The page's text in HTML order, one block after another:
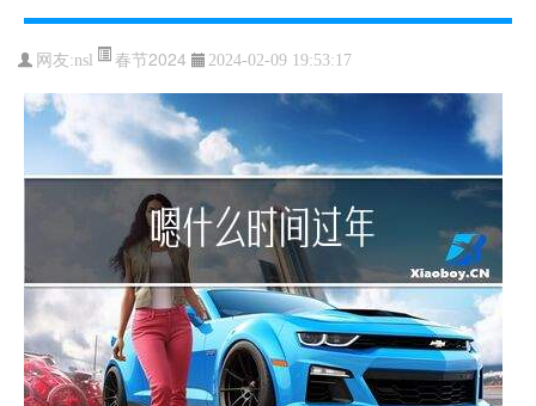
网友:nsl 春节2024 2024-02-09 19:53:17